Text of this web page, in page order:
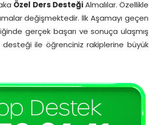
Özel Ders Desteği Almalılar. Özellikle
değişmektedir. İlk Aşamayı geçen
gerçek başarı ve sonuça ulaşmış
desteği ile öğrenciniz rakiplerine büyük